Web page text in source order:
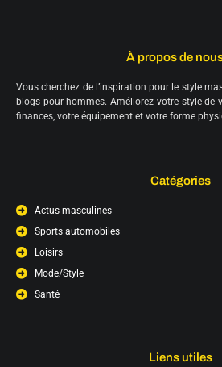
À propos de
Vous cherchez de l’inspiration pour le style
blogs pour hommes. Améliorez votre style de
finances, votre équipement et votre forme
Catégories
Actus masculines
Sports automobiles
Loisirs
Mode/Style
Santé
Liens utiles